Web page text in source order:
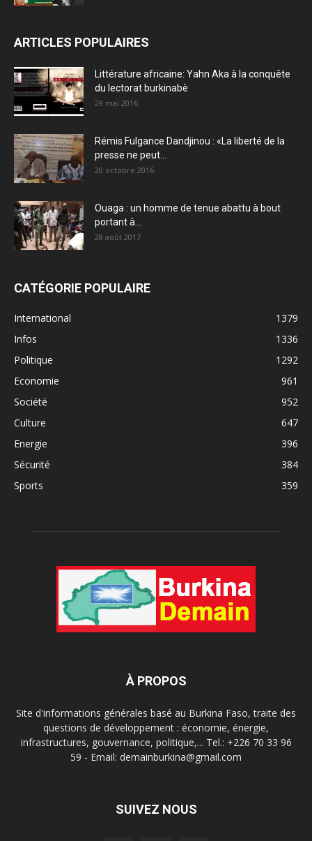
ARTICLES POPULAIRES
Littérature africaine: Yahn Aka à la conquête
du lectorat burkinabè
29 mai 2016
Rémis Fulgance Dandjinou : «La liberté de la
presse ne peut...
20 octobre 2016
Ouaga : un homme de tenue abattu à bout
portant à...
28 août 2017
CATÉGORIE POPULAIRE
International
1379
Infos
1336
Politique
1292
Economie
961
Société
952
Culture
647
Energie
396
Sécurité
384
Sports
359
À PROPOS
Site d'informations générales basé au Burkina Faso, traite des
questions de développement : économie, énergie,
infrastructures, gouvernance, politique,... Tel.: +226 70 33 96
59 - Email: demainburkina@gmail.com
SUIVEZ NOUS